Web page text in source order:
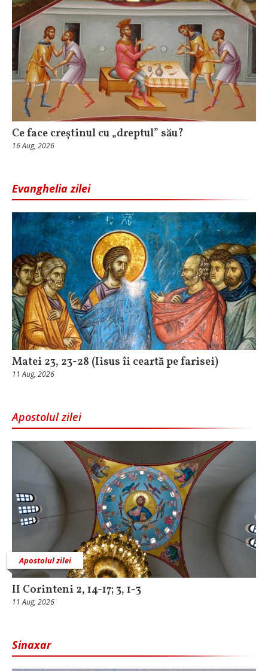
Ce face creștinul cu „dreptul” său?
16 Aug, 2026
Evanghelia zilei
Matei 23, 23-28 (Iisus îi ceartă pe farisei)
11 Aug, 2026
Apostolul zilei
Apostolul zilei
II Corinteni 2, 14-17; 3, 1-3
11 Aug, 2026
Sinaxar